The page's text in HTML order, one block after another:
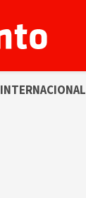
INTERNACIONAL